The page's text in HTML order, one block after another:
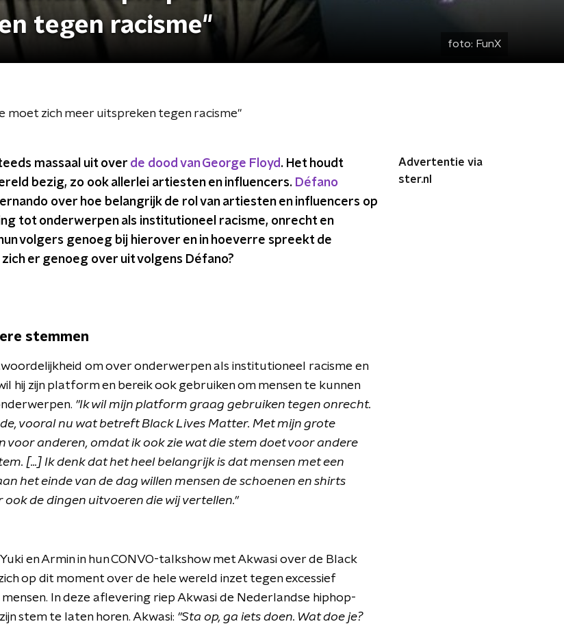
tegen racisme"
foto: FunX
moet zich meer uitspreken tegen racisme"
massaal uit over de dood van George Floyd. Het houdt
bezig, zo ook allerlei artiesten en influencers. Défano
over hoe belangrijk de rol van artiesten en influencers op
tot onderwerpen als institutioneel racisme, onrecht en
volgers genoeg bij hierover en in hoeverre spreekt de
er genoeg over uit volgens Défano?
stemmen
om over onderwerpen als institutioneel racisme en
hij zijn platform en bereik ook gebruiken om mensen te kunnen
"Ik wil mijn platform graag gebruiken tegen onrecht.
vooral nu wat betreft Black Lives Matter. Met mijn grote
voor anderen, omdat ik ook zie wat die stem doet voor andere
[...] Ik denk dat het heel belangrijk is dat mensen met een
het einde van de dag willen mensen de schoenen en shirts
de dingen uitvoeren die wij vertellen."
en Armin in hun CONVO-talkshow met Akwasi over de Black
op dit moment over de hele wereld inzet tegen excessief
In deze aflevering riep Akwasi de Nederlandse hiphop-
stem te laten horen. Akwasi: "Sta op, ga iets doen. Wat doe je?
Advertentie via
ster.nl